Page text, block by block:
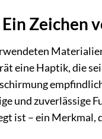
Zeichen
eine Haptik, die
und zuverlässige
ist – ein